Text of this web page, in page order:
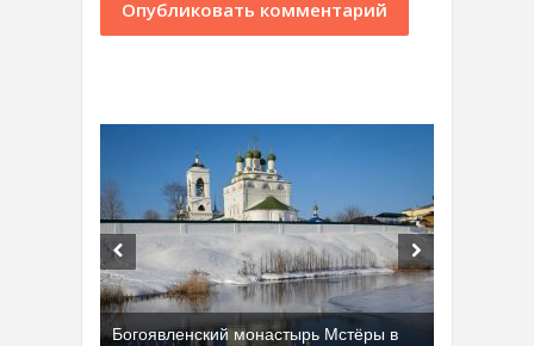
Богоявленский монастырь Мстёры в